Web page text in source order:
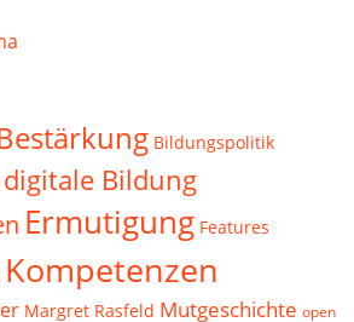
Bildungspolitik
digitale Bildung
Ermutigung Features
Kompetenzen
Margret Rasfeld Mutgeschichte open